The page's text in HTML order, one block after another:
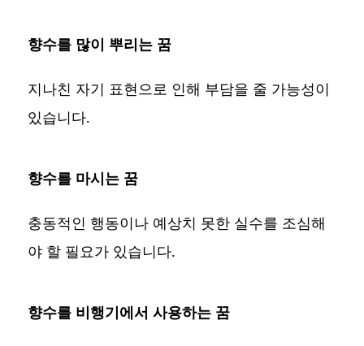
향수를 많이 뿌리는 꿈
지나친 자기 표현으로 인해 부담을 줄 가능성이
있습니다.
향수를 마시는 꿈
충동적인 행동이나 예상치 못한 실수를 조심해
야 할 필요가 있습니다.
향수를 비행기에서 사용하는 꿈